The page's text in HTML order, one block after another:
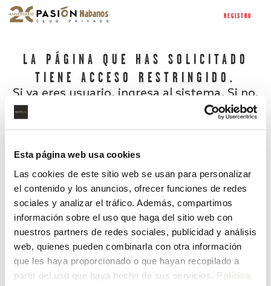
Esta página web usa cookies
Las cookies de este sitio web se usan para personalizar
el contenido y los anuncios, ofrecer funciones de redes
sociales y analizar el tráfico. Además, compartimos
información sobre el uso que haga del sitio web con
nuestros partners de redes sociales, publicidad y análisis
web, quienes pueden combinarla con otra información
que les haya proporcionado o que hayan recopilado a
partir del uso que haya hecho de sus servicios. Política
REGISTRO
LA PÁGINA QUE HAS SOLICITADO
TIENE ACCESO RESTRINGIDO.
Si ya eres usuario, ingresa al sistema. Si no,
¿Has olvidado tu contraseña?